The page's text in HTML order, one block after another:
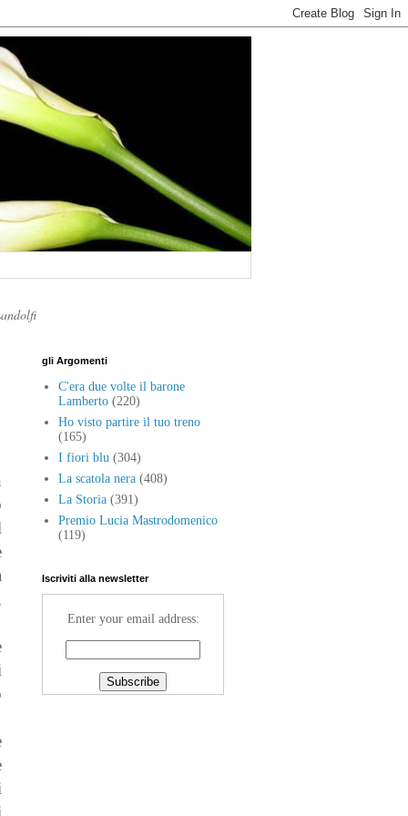
gli Argomenti
C'era due volte il barone
Lamberto (220)
Ho visto partire il tuo treno
(165)
I fiori blu (304)
La scatola nera (408)
La Storia (391)
Premio Lucia Mastrodomenico
(119)
Iscriviti alla newsletter
Enter your email address: